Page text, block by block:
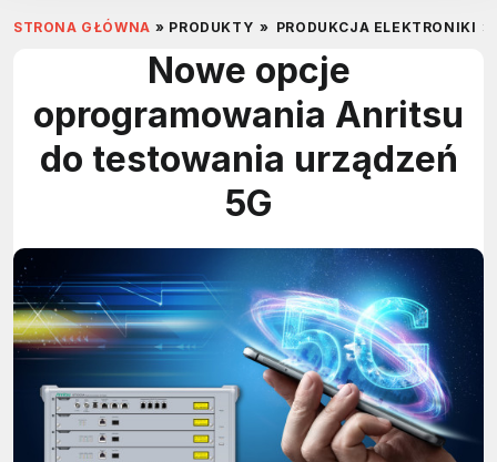
STRONA GŁÓWNA » PRODUKTY » PRODUKCJA ELEKTRONIKI »
Nowe opcje
oprogramowania Anritsu
do testowania urządzeń
5G